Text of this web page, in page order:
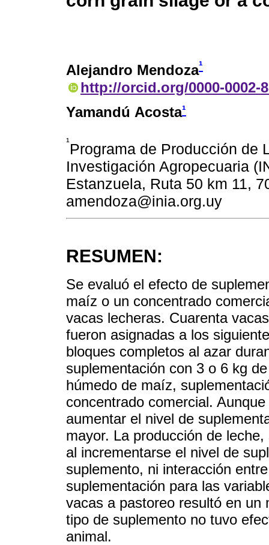
Alejandro Mendoza¹
http://orcid.org/0000-0002-
Yamandú Acosta¹
¹Programa de Producción de
Investigación Agropecuaria
Estanzuela, Ruta 50 km 11,
amendoza@inia.org.uy
RESUMEN:
Se evaluó el efecto de
maíz o un concentrado
vacas lecheras. Cuarenta
fueron asignadas a los
bloques completos al azar
suplementación con 3 o 6 kg
húmedo de maíz,
concentrado comercial.
aumentar el nivel de
mayor. La producción de
al incrementarse el nivel de
suplemento, ni interacción
suplementación para las
vacas a pastoreo resultó en un
tipo de suplemento no tuvo
animal.